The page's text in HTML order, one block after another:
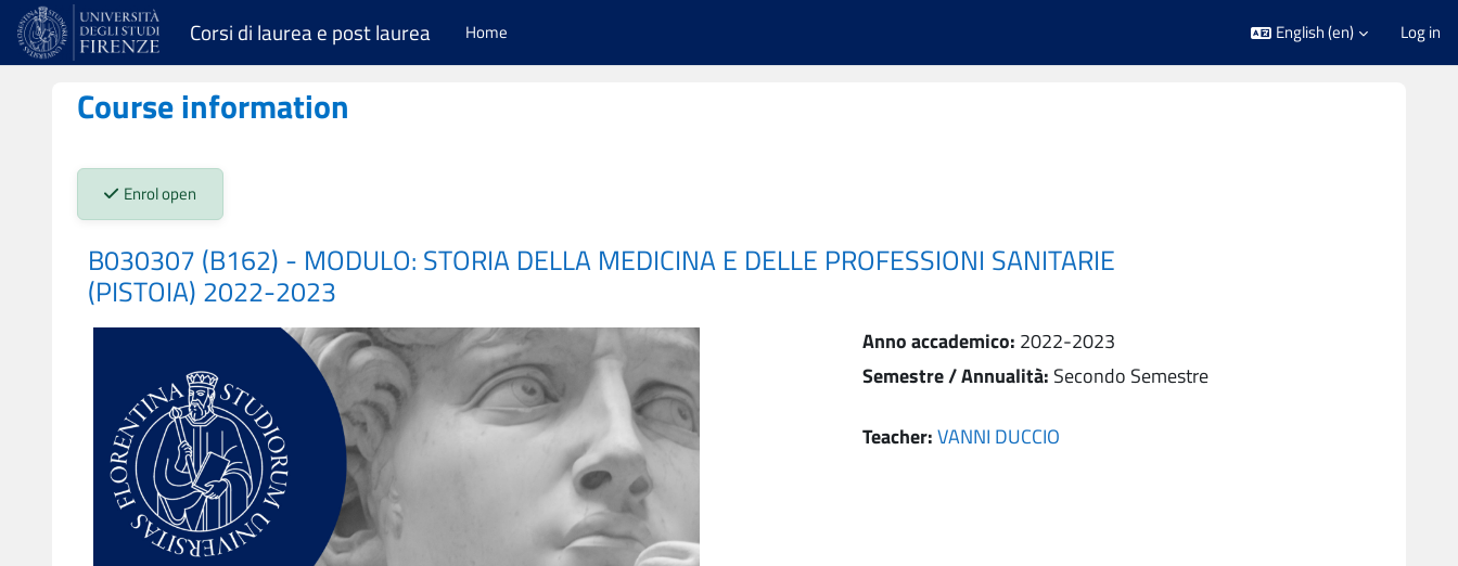
Skip to main content
Corsi di laurea e post laurea Home English ‎(en)‎ Log in
Course information
Stato iscrizioni:
Enrol open
B030307 (B162) - MODULO: STORIA DELLA MEDICINA E DELLE PROFESSIONI SANITARIE
(PISTOIA) 2022-2023
Anno accademico: 2022-2023
Semestre / Annualità: Secondo Semestre
Teacher:VANNI DUCCIO